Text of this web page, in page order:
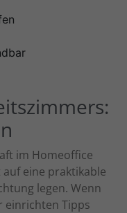
im Homeoffice
eine praktikable
legen. Wenn
einrichten Tipps